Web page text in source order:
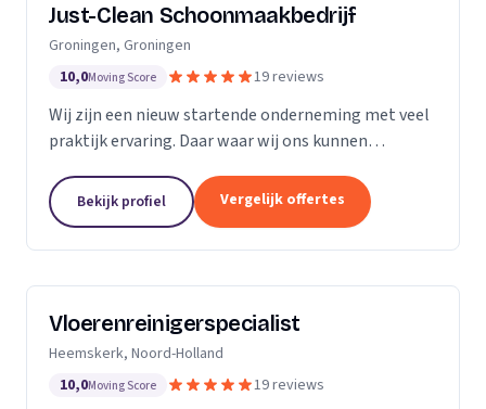
Just-Clean Schoonmaakbedrijf
Groningen, Groningen
10,0Moving Score 19 reviews
Wij zijn een nieuw startende onderneming met veel
praktijk ervaring. Daar waar wij ons kunnen
schijven. Direct antwoord en flexibele
inzetbaarheid....
Bekijk profiel Vergelijk offertes
Vloerenreinigerspecialist
Heemskerk, Noord-Holland
10,0Moving Score 19 reviews